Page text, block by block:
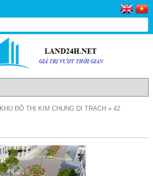
KHU ĐÔ THỊ KIM CHUNG DI TRẠCH » 42